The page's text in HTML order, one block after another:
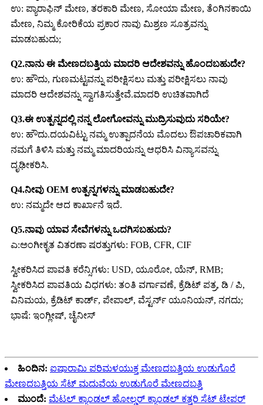
ಉ: ಪ್ಯಾರಾಫಿನ್ ಮೇಣ, ತರಕಾರಿ ಮೇಣ, ಸೋಯಾ ಮೇಣ, ತೆಂಗಿನಕಾಯಿ
ಮೇಣ, ನಿಮ್ಮ ಕೋರಿಕೆಯ ಪ್ರಕಾರ ನಾವು ಮಿಶ್ರಣ ಸೂತ್ರವನ್ನು
ಮಾಡಬಹುದು;
Q2.ನಾನು ಈ ಮೇಣದಬತ್ತಿಯ ಮಾದರಿ ಆದೇಶವನ್ನು ಹೊಂದಬಹುದೇ?
ಉ: ಹೌದು, ಗುಣಮಟ್ಟವನ್ನು ಪರೀಕ್ಷಿಸಲು ಮತ್ತು ಪರೀಕ್ಷಿಸಲು ನಾವು
ಮಾದರಿ ಆದೇಶವನ್ನು ಸ್ವಾಗತಿಸುತ್ತೇವೆ.ಮಾದರಿ ಉಚಿತವಾಗಿದೆ
Q3.ಈ ಉತ್ಪನ್ನದಲ್ಲಿ ನನ್ನ ಲೋಗೋವನ್ನು ಮುದ್ರಿಸುವುದು ಸರಿಯೇ?
ಉ: ಹೌದು.ದಯವಿಟ್ಟು ನಮ್ಮ ಉತ್ಪಾದನೆಯ ಮೊದಲು ಔಪಚಾರಿಕವಾಗಿ
ನಮಗೆ ತಿಳಿಸಿ ಮತ್ತು ನಮ್ಮ ಮಾದರಿಯನ್ನು ಆಧರಿಸಿ ವಿನ್ಯಾಸವನ್ನು
ದೃಢೀಕರಿಸಿ.
Q4.ನೀವು OEM ಉತ್ಪನ್ನಗಳನ್ನು ಮಾಡಬಹುದೇ?
ಉ: ನಮ್ಮದೇ ಆದ ಕಾರ್ಖಾನೆ ಇದೆ.
Q5.ನಾವು ಯಾವ ಸೇವೆಗಳನ್ನು ಒದಗಿಸಬಹುದು?
ಎ:ಅಂಗೀಕೃತ ವಿತರಣಾ ಷರತ್ತುಗಳು: FOB, CFR, CIF
ಸ್ವೀಕರಿಸಿದ ಪಾವತಿ ಕರೆನ್ಸಿಗಳು: USD, ಯೂರೋ, ಯೆನ್, RMB;
ಸ್ವೀಕರಿಸಿದ ಪಾವತಿಯ ವಿಧಗಳು: ತಂತಿ ವರ್ಗಾವಣೆ, ಕ್ರೆಡಿಟ್ ಪತ್ರ, ಡಿ / ಪಿ,
ವಿನಿಮಯ, ಕ್ರೆಡಿಟ್ ಕಾರ್ಡ್, ಪೇಪಾಲ್, ವೆಸ್ಟರ್ನ್ ಯೂನಿಯನ್, ನಗದು;
ಭಾಷೆ: ಇಂಗ್ಲೀಷ್, ಚೈನೀಸ್
ಹಿಂದಿನ: ಐಷಾರಾಮಿ ಪರಿಮಳಯುಕ್ತ ಮೇಣದಬತ್ತಿಯ ಉಡುಗೊರೆ
ಮೇಣದಬತ್ತಿಯ ಸೆಟ್ ಮದುವೆಯ ಉಡುಗೊರೆ ಮೇಣದಬತ್ತಿ
ಮುಂದೆ: ಮೆಟಲ್ ಕ್ಯಾಂಡಲ್ ಹೋಲ್ಡರ್ ಕ್ಯಾಂಡಲ್ ಕತ್ತರಿ ಸೆಟ್ ಟೇಪರ್